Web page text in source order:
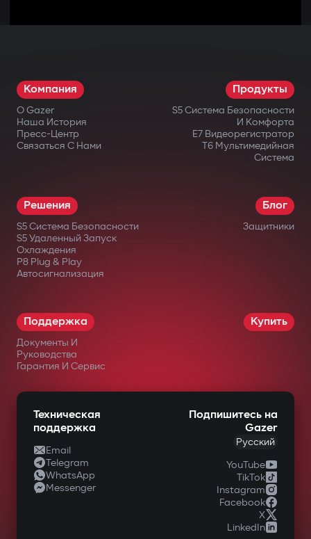
Компания
О Gazer
Наша История
Пресс-Центр
Связаться С Нами
Продукты
S5 Система Безопасности
И Комфорта
E7 Видеорегистратор
T6 Мультимедийная
Система
Решения
S5 Система Безопасности
S5 Удаленный Запуск
Охлаждения
P8 Plug & Play
Автосигнализация
Блог
Защитники
Поддержка
Документы И
Руководства
Гарантия И Сервис
Купить
Техническая
поддержка
Email
Telegram
WhatsApp
Messenger
Подпишитесь на
Gazer
Русский
YouTube
TikTok
Instagram
Facebook
X
LinkedIn